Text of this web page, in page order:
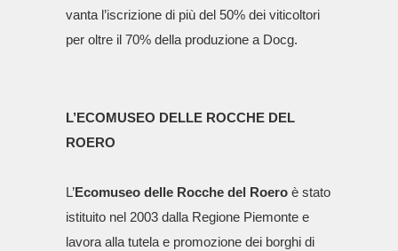
vanta l’iscrizione di più del 50% dei viticoltori
per oltre il 70% della produzione a Docg.
L’ECOMUSEO DELLE ROCCHE DEL
ROERO
L’Ecomuseo delle Rocche del Roero è stato
istituito nel 2003 dalla Regione Piemonte e
lavora alla tutela e promozione dei borghi di